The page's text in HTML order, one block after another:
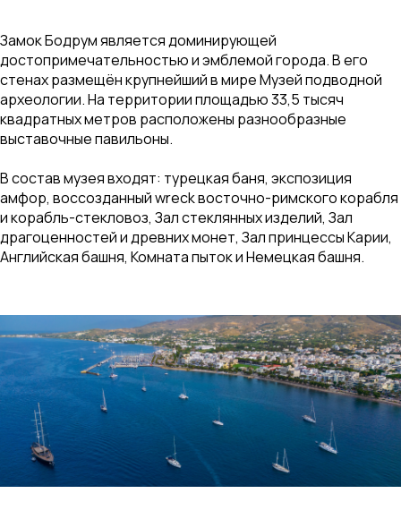
Замок Бодрум является доминирующей
достопримечательностью и эмблемой города. В его
стенах размещён крупнейший в мире Музей подводной
археологии. На территории площадью 33,5 тысяч
квадратных метров расположены разнообразные
выставочные павильоны.
В состав музея входят: турецкая баня, экспозиция
амфор, воссозданный wreck восточно-римского корабля
и корабль-стекловоз, Зал стеклянных изделий, Зал
драгоценностей и древних монет, Зал принцессы Карии,
Английская башня, Комната пыток и Немецкая башня.